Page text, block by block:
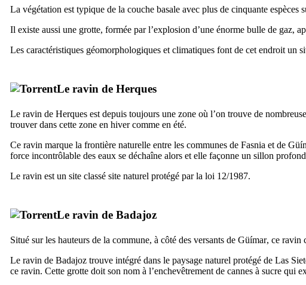
La végétation est typique de la couche basale avec plus de cinquante espèces
Il existe aussi une grotte, formée par l’explosion d’une énorme bulle de gaz,
Les caractéristiques géomorphologiques et climatiques font de cet endroit un
Le ravin de Herques
Le ravin de Herques est depuis toujours une zone où l’on trouve de
trouver dans cette zone en hiver comme en été.
Ce ravin marque la frontière naturelle entre les communes de Fasnia et de
force incontrôlable des eaux se déchaîne alors et elle façonne un sillon
Le ravin est un site classé site naturel protégé par la loi 12/1987.
Le ravin de Badajoz
Situé sur les hauteurs de la commune, à côté des versants de Güímar, ce ravin
Le ravin de Badajoz trouve intégré dans le paysage naturel protégé de Las
ce ravin. Cette grotte doit son nom à l’enchevêtrement de cannes à sucre qui